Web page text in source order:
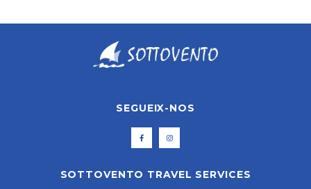
SEGUEIX-NOS
SOTTOVENTO TRAVEL SERVICES